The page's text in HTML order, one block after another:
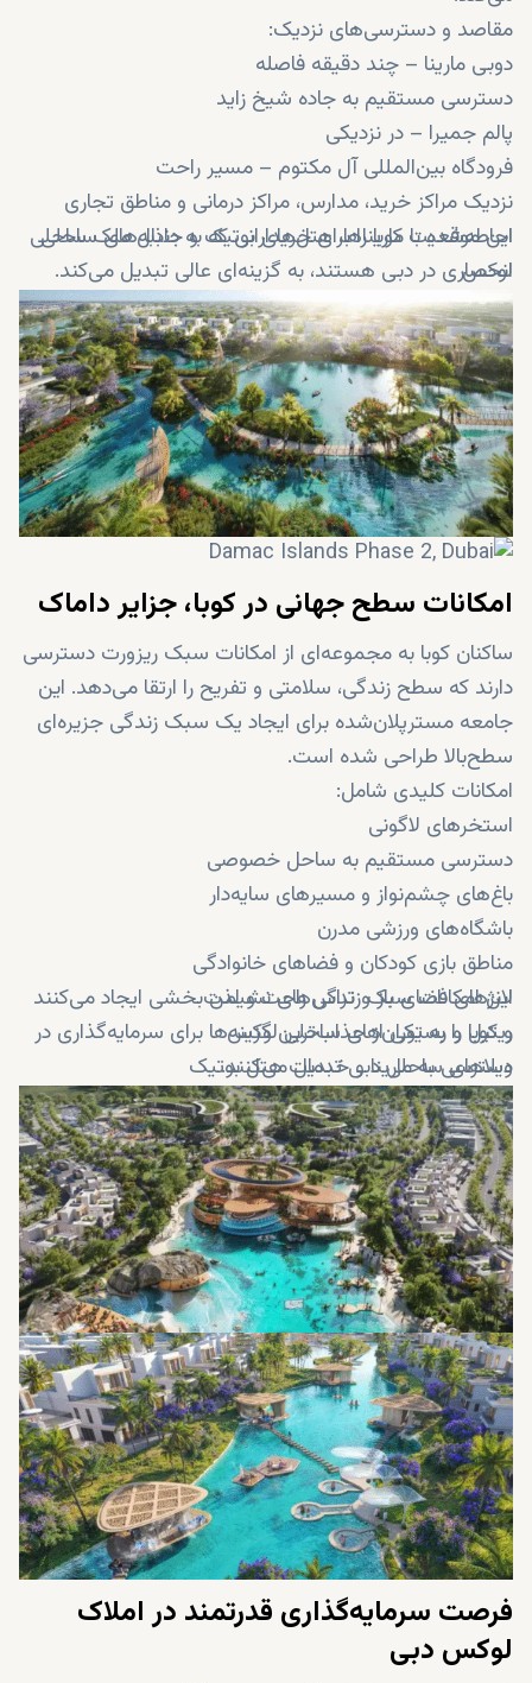
مقاصد و دسترسی‌های نزدیک:
دوبی مارینا – چند دقیقه فاصله
دسترسی مستقیم به جاده شیخ زاید
پالم جمیرا – در نزدیکی
فرودگاه بین‌المللی آل مکتوم – مسیر راحت
نزدیک مراکز خرید، مدارس، مراکز درمانی و مناطق تجاری
احاطه‌شده با ماریناها، هتل‌های بوتیک و جاذبه‌های ساحلی
لوکس
این موقعیت کوبا را برای خریدارانی که به دنبال ملک ساحلی
انحصاری در دبی هستند، به گزینه‌ای عالی تبدیل می‌کند.
امکانات سطح جهانی در کوبا، جزایر داماک
ساکنان کوبا به مجموعه‌ای از امکانات سبک ریزورت دسترسی
دارند که سطح زندگی، سلامتی و تفریح را ارتقا می‌دهد. این
جامعه مسترپلان‌شده برای ایجاد یک سبک زندگی جزیره‌ای
سطح‌بالا طراحی شده است.
امکانات کلیدی شامل:
استخرهای لاگونی
دسترسی مستقیم به ساحل خصوصی
باغ‌های چشم‌نواز و مسیرهای سایه‌دار
باشگاه‌های ورزشی مدرن
مناطق بازی کودکان و فضاهای خانوادگی
لانژهای فضای باز و تراس‌های نشیمن
ریتیل و رستوران‌های ساحلی لوکس
دسترسی به مارینا و خدمات هتل بوتیک
امنیت و خدمات کنسیرج ۲۴ ساعته
این امکانات سبک زندگی راحت و لذت‌بخشی ایجاد می‌کنند
و کوبا را به یکی از جذاب‌ترین گزینه‌ها برای سرمایه‌گذاری در
ویلاهای ساحلی دبی تبدیل می‌کنند.
فرصت سرمایه‌گذاری قدرتمند در املاک
لوکس دبی